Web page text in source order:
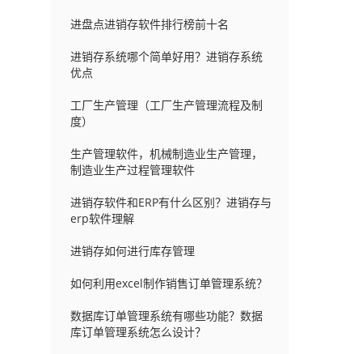
进盘点进销存软件排行榜前十名
进销存系统哪个简单好用？进销存系统
优点
工厂生产管理（工厂生产管理流程及制
度）
生产管理软件，机械制造业生产管理，
制造业生产过程管理软件
进销存软件和ERP有什么区别？进销存与
erp软件理解
进销存如何进行库存管理
如何利用excel制作销售订单管理系统？
数据库订单管理系统有哪些功能？数据
库订单管理系统怎么设计？